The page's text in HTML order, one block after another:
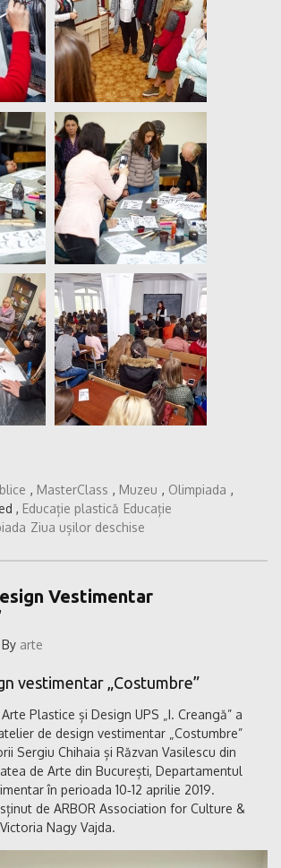
, MasterClass , Muzeu , Olimpiada ,
, Educație plastică Educație
Ziua ușilor deschise
Vestimentar
By arte
vestimentar „Costumbre”
Plastice și Design UPS „I. Creangă” a
de design vestimentar „Costumbre”
Sergiu Chihaia și Răzvan Vasilescu din
de Arte din București, Departamentul
în perioada 10‑12 aprilie 2019.
de ARBOR Association for Culture &
Nagy Vajda.